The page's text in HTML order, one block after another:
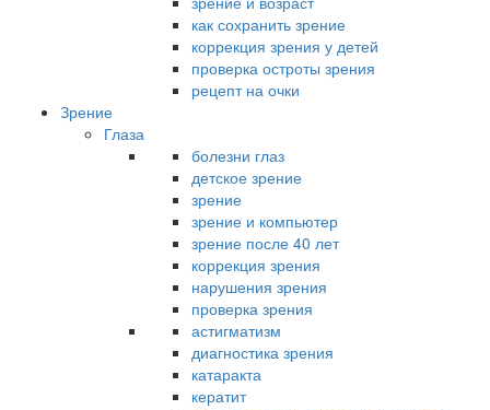
как сохранить зрение
коррекция зрения у детей
проверка остроты зрения
рецепт на очки
Зрение
Глаза
болезни глаз
детское зрение
зрение
зрение и компьютер
зрение после 40 лет
коррекция зрения
нарушения зрения
проверка зрения
астигматизм
диагностика зрения
катаракта
кератит